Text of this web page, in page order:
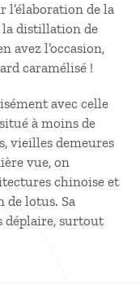
l’élaboration de la
la distillation de
avez l’occasion,
caramélisé !
avec celle
à moins de
vieilles demeures
vue, on
chinoise et
de lotus. Sa
déplaire, surtout